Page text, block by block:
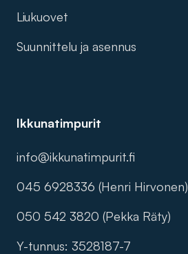
Liukuovet
Suunnittelu ja asennus
Ikkunatimpurit
info@ikkunatimpurit.fi
045 6928336 (Henri Hirvonen)
050 542 3820 (Pekka Räty)
Y-tunnus: 3528187-7